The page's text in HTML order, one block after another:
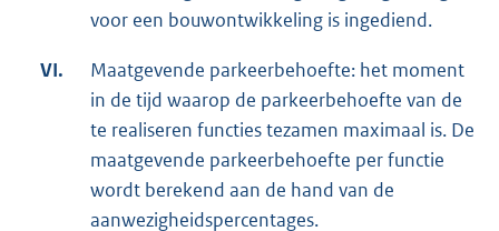
voor een bouwontwikkeling is ingediend.
VI.
Maatgevende parkeerbehoefte: het moment
in de tijd waarop de parkeerbehoefte van de
te realiseren functies tezamen maximaal is. De
maatgevende parkeerbehoefte per functie
wordt berekend aan de hand van de
aanwezigheidspercentages.